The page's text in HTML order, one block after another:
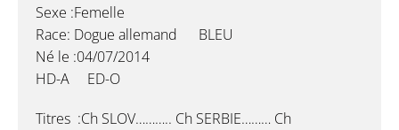
Sexe :Femelle
Race: Dogue allemand BLEU
Né le :04/07/2014
HD-A ED-O
Titres :Ch SLOV……….. Ch SERBIE……… Ch